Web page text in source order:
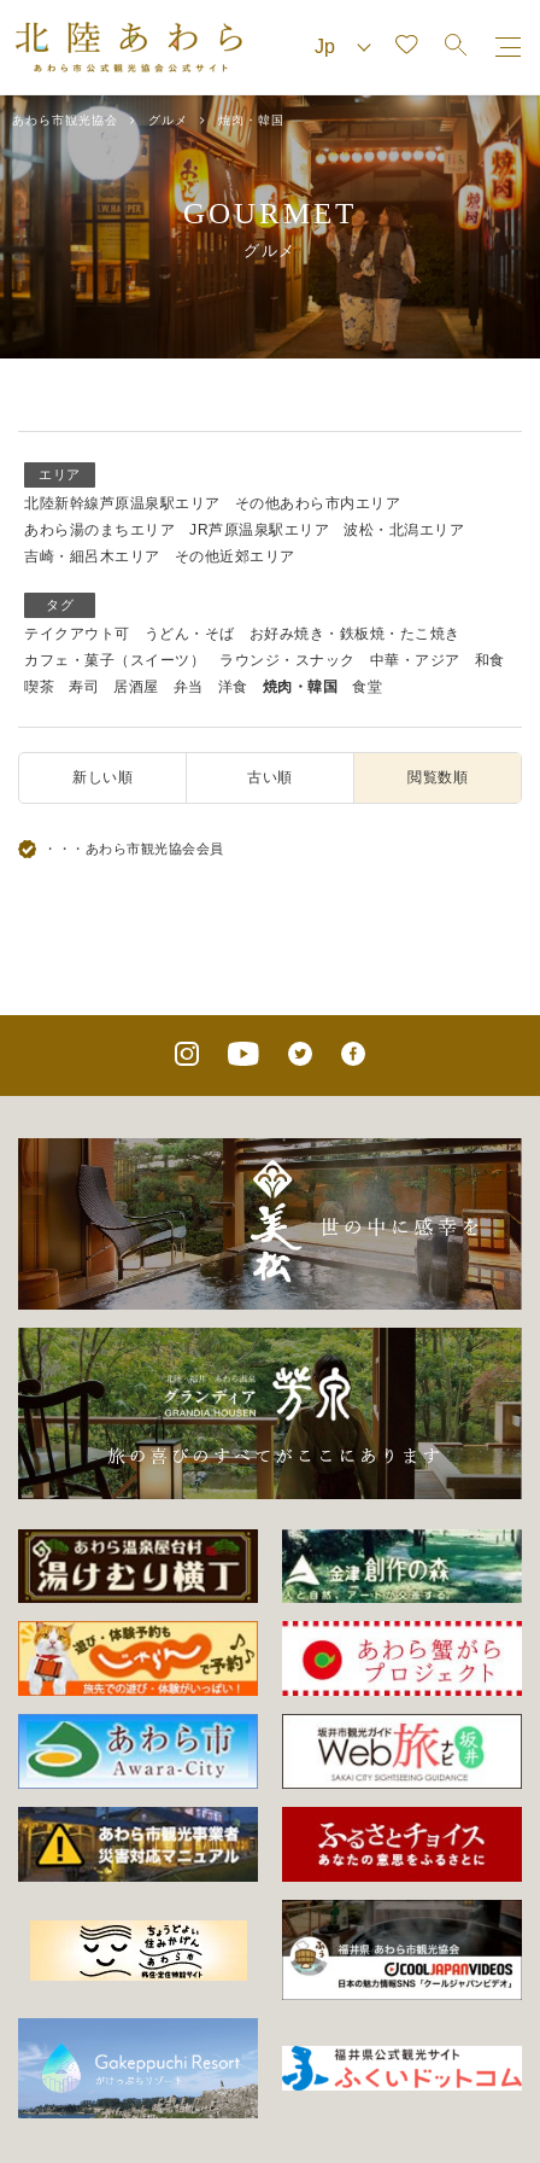
あわら市観光協会 グルメ 焼肉・韓国
GOURMET
グルメ
エリア
北陸新幹線芦原温泉駅エリア
その他あわら市内エリア
あわら湯のまちエリア
JR芦原温泉駅エリア
波松・北潟エリア
吉崎・細呂木エリア
その他近郊エリア
タグ
テイクアウト可 うどん・そば
お好み焼き・鉄板焼・たこ焼き
カフェ・菓子（スイーツ）
ラウンジ・スナック 中華・アジア
和食
喫茶
寿司 居酒屋 弁当 洋食 焼肉・韓国 食堂
新しい順 古い順 閲覧数順
・・・あわら市観光協会会員